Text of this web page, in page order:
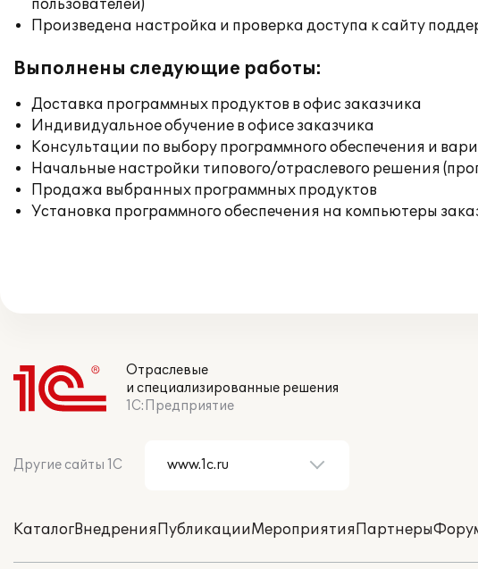
пользователей)
Произведена настройка и проверка доступа к сайту
Выполнены следующие работы:
Доставка программных продуктов в офис заказчика
Индивидуальное обучение в офисе заказчика
Консультации по выбору программного обеспечения и
Начальные настройки типового/отраслевого решения
Продажа выбранных программных продуктов
Установка программного обеспечения на компьютеры
Отраслевые
и специализированные решения
1С:Предприятие
Другие сайты 1С
КаталогВнедренияПубликацииМероприятияПартнеры